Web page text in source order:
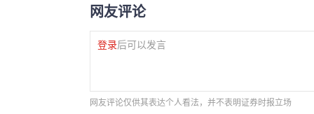
网友评论
登录后可以发言
网友评论仅供其表达个人看法，并不表明证券时报立场